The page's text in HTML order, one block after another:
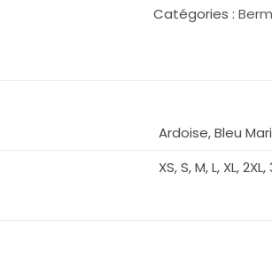
AQ051
Catégories :
Ardoise, Bleu
XS, S, M, L, XL,